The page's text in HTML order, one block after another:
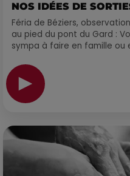
NOS IDÉES DE
Féria de Béziers,
au pied du pont du Gard :
sympa à faire en famille ou